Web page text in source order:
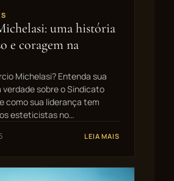
uma história
e coragem na
Michelasi? Entenda sua
sobre o Sindicato
como sua liderança tem
esteticistas no…
LEIA MAIS